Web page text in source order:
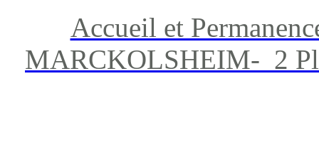
Accueil et
MARCKOLSHEIM- 2